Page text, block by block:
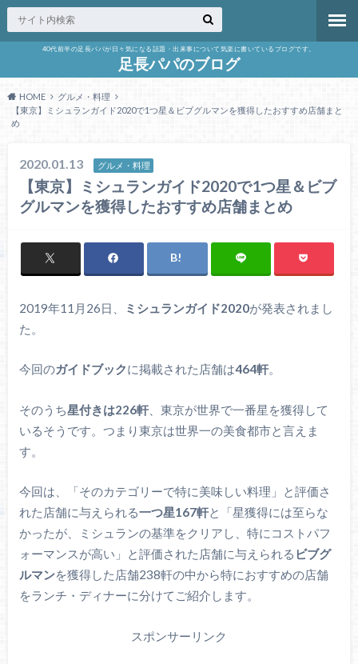
40代前半の足長パパが日々気になる話題・出来事について気楽に書いているブログです。
足長パパのブログ
HOME
グルメ・料理
【東京】ミシュランガイド2020で1つ星＆ビブグルマンを獲得したおすすめ店舗まと
め
2020.01.13 グルメ・料理
【東京】ミシュランガイド2020で1つ星＆ビブ
グルマンを獲得したおすすめ店舗まとめ
2019年11月26日、 ミシュランガイド2020が発表されまし
た。
今回のガイドブックに掲載された店舗は464軒。
そのうち星付きは226軒、東京が世界で一番星を獲得して
いるそうです。つまり東京は世界一の美食都市と言えま
す。
今回は、「そのカテゴリーで特に美味しい料理」と評価さ
れた店舗に与えられる一つ星167軒と「星獲得には至らな
かったが、ミシュランの基準をクリアし、特にコストパフ
ォーマンスが高い」と評価された店舗に与えられる ビブグ
ルマンを獲得した店舗238軒の中から特におすすめの店舗
をランチ・ディナーに分けてご紹介します。
スポンサーリンク